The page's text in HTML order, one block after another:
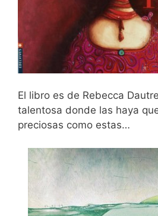
El libro es de Rebecca
talentosa donde las haya
preciosas como estas…